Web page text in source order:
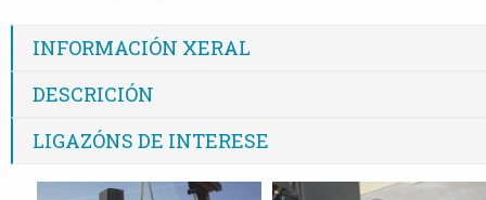
INFORMACIÓN XERAL
DESCRICIÓN
LIGAZÓNS DE INTERESE